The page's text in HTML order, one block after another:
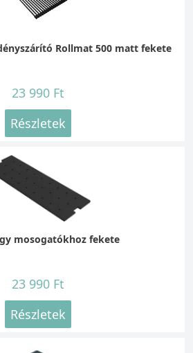
Rollmat 500 matt fekete
23 990 Ft
Részletek
mosogatókhoz fekete
23 990 Ft
Részletek